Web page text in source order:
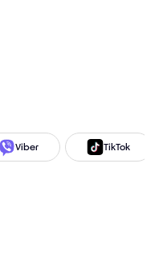
Viber TikTok